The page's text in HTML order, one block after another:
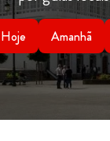
Hoje Amanhã